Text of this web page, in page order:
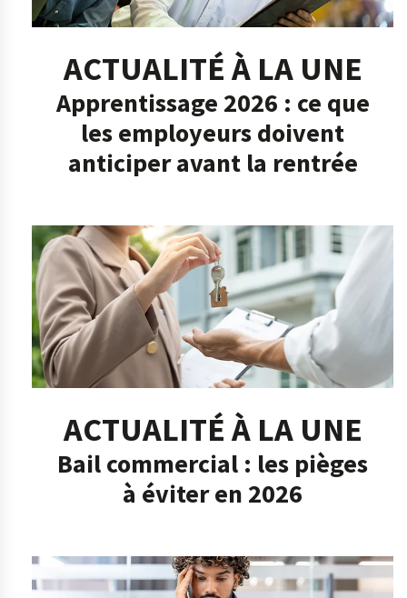
ACTUALITÉ À LA UNE
Apprentissage 2026 : ce que
les employeurs doivent
anticiper avant la rentrée
ACTUALITÉ À LA UNE
Bail commercial : les pièges
à éviter en 2026